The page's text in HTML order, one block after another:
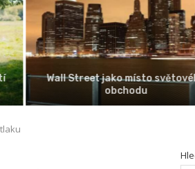
Wall Street jako místo světového
obchodu